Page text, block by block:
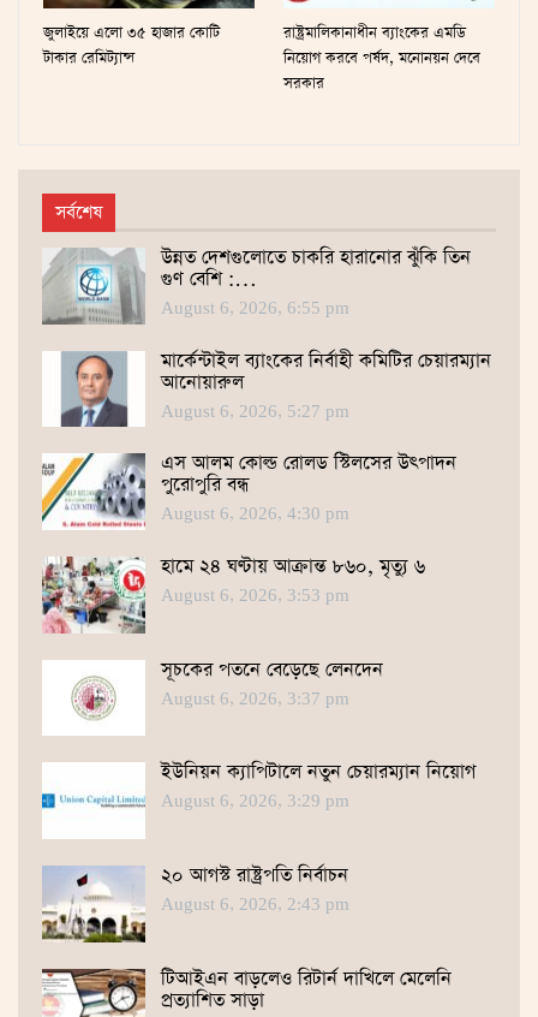
জুলাইয়ে এলো ৩৫ হাজার কোটি
টাকার রেমিট্যান্স
রাষ্ট্রমালিকানাধীন ব্যাংকের এমডি
নিয়োগ করবে পর্ষদ, মনোনয়ন দেবে
সরকার
সর্বশেষ
উন্নত দেশগুলোতে চাকরি হারানোর ঝুঁকি তিন
গুণ বেশি :…
August 6, 2026, 6:55 pm
মার্কেন্টাইল ব্যাংকের নির্বাহী কমিটির চেয়ারম্যান
আনোয়ারুল
August 6, 2026, 5:27 pm
এস আলম কোল্ড রোলড স্টিলসের উৎপাদন
পুরোপুরি বন্ধ
August 6, 2026, 4:30 pm
হামে ২৪ ঘণ্টায় আক্রান্ত ৮৬০, মৃত্যু ৬
August 6, 2026, 3:53 pm
সূচকের পতনে বেড়েছে লেনদেন
August 6, 2026, 3:37 pm
ইউনিয়ন ক্যাপিটালে নতুন চেয়ারম্যান নিয়োগ
August 6, 2026, 3:29 pm
২০ আগস্ট রাষ্ট্রপতি নির্বাচন
August 6, 2026, 2:43 pm
টিআইএন বাড়লেও রিটার্ন দাখিলে মেলেনি
প্রত্যাশিত সাড়া